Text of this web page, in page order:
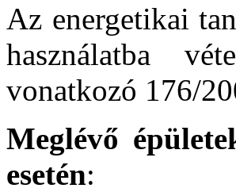
Az energetikai
használatba
vonatkozó 176/
Meglévő
esetén: